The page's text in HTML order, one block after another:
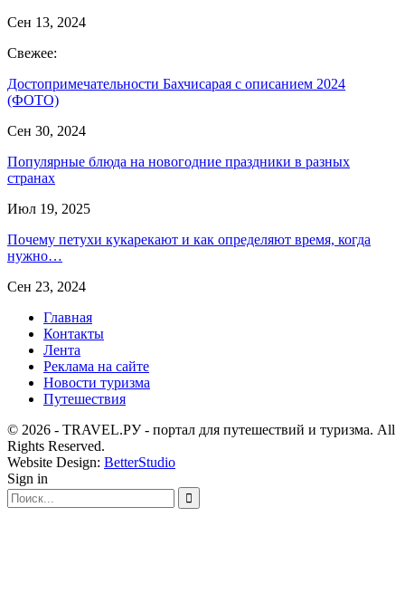
Сен 13, 2024
Свежее:
Достопримечательности Бахчисарая с описанием 2024
(ФОТО)
Сен 30, 2024
Популярные блюда на новогодние праздники в разных
странах
Июл 19, 2025
Почему петухи кукарекают и как определяют время, когда
нужно…
Сен 23, 2024
Главная
Контакты
Лента
Реклама на сайте
Новости туризма
Путешествия
© 2026 - TRAVEL.РУ - портал для путешествий и туризма. All
Rights Reserved.
Website Design: BetterStudio
Sign in